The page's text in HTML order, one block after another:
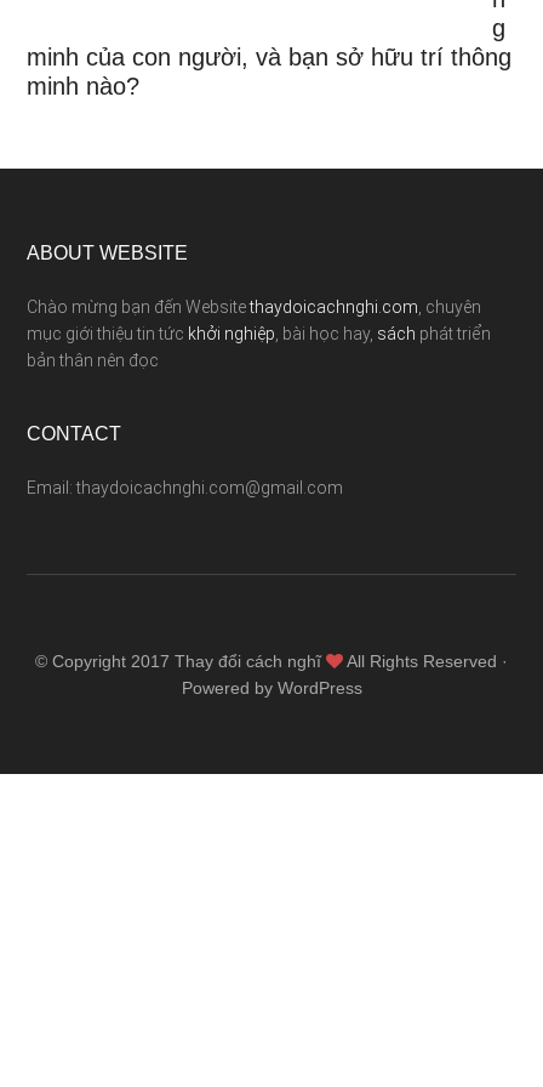
g
minh của con người, và bạn sở hữu trí thông
minh nào?
ABOUT WEBSITE
Chào mừng bạn đến Websitethaydoicachnghi.com , chuyên
mục giới thiệu tin tức khởi nghiệp , bài học hay, sách phát triển
bản thân nên đọc
CONTACT
Email: thaydoicachnghi.com@gmail.com
© Copyright 2017 Thay đổi cách nghĩ
All Rights Reserved ·
Powered by WordPress